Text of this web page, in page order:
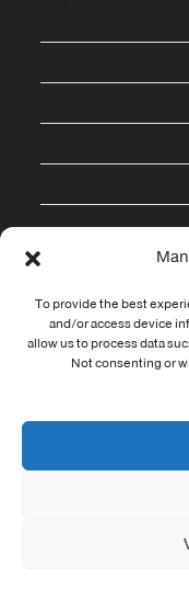
To provide the best
and/or access device
allow us to process data
Not consenting or